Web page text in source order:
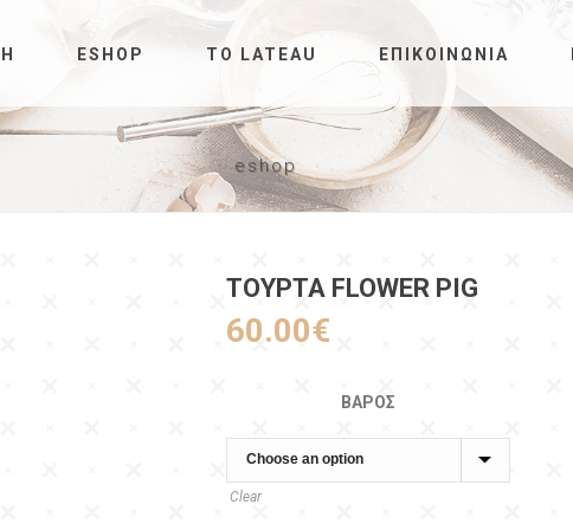
ESHOP ΤΟ LATEAU ΕΠΙΚΟΙΝΩΝΊΑ
eshop
ΤΟΥΡΤΑ FLOWER PIG
60.00€
ΒΆΡΟΣ
Clear